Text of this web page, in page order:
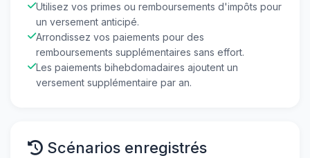
Utilisez vos primes ou remboursements d'impôts pour
un versement anticipé.
Arrondissez vos paiements pour des
remboursements supplémentaires sans effort.
Les paiements bihebdomadaires ajoutent un
versement supplémentaire par an.
Scénarios enregistrés